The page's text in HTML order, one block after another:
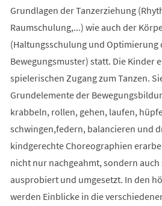
Grundlagen der Tanzerziehung
Raumschulung,...) wie auch der
(Haltungsschulung und Optimierung
Bewegungsmuster) statt. Die Kinder
spielerischen Zugang zum Tanzen.
Grundelemente der
krabbeln, rollen, gehen, laufen,
schwingen,federn, balancieren und
kindgerechte Choreographien
nicht nur nachgeahmt, sondern
ausprobiert und umgesetzt. In den
werden Einblicke in die